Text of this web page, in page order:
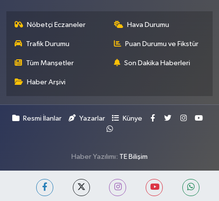
Nöbetçi Eczaneler Hava Durumu
Trafik Durumu Puan Durumu ve Fikstür
Tüm Manşetler Son Dakika Haberleri
Haber Arşivi
Resmi İlanlar Yazarlar Künye
Haber Yazılımı: TE Bilişim